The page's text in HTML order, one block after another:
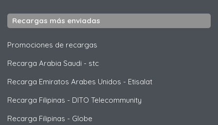
Recargas más enviadas
Promociones de recargas
Recarga Arabia Saudi - stc
Recarga Emiratos Arabes Unidos - Etisalat
Recarga Filipinas - DITO Telecommunity
Recarga Filipinas - Globe